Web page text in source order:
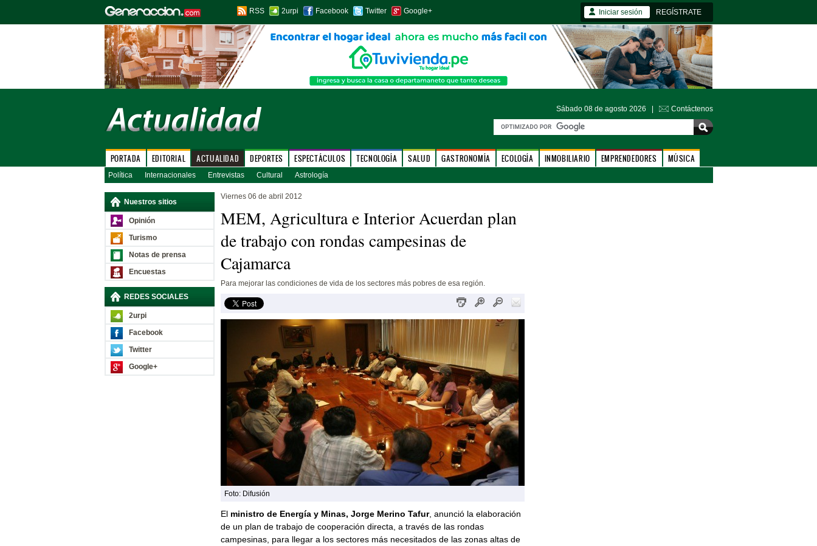
RSS 2urpi Facebook Twitter Google+ Iniciar sesión REGÍSTRATE
Sábado 08 de agosto 2026 | Contáctenos
PORTADA EDITORIAL ACTUALIDAD DEPORTES ESPECTÁCULOS TECNOLOGÍA SALUD GASTRONOMÍA ECOLOGÍA INMOBILIARIO EMPRENDEDORES MÚSICA
Política Internacionales Entrevistas Cultural Astrología
Nuestros sitios
Opinión
Turismo
Notas de prensa
Encuestas
REDES SOCIALES
2urpi
Facebook
Twitter
Google+
Viernes 06 de abril 2012
MEM, Agricultura e Interior Acuerdan plan
de trabajo con rondas campesinas de
Cajamarca
Para mejorar las condiciones de vida de los sectores más pobres de esa región.
Foto: Difusión
El ministro de Energía y Minas, Jorge Merino Tafur, anunció la elaboración
de un plan de trabajo de cooperación directa, a través de las rondas
campesinas, para llegar a los sectores más necesitados de las zonas altas de